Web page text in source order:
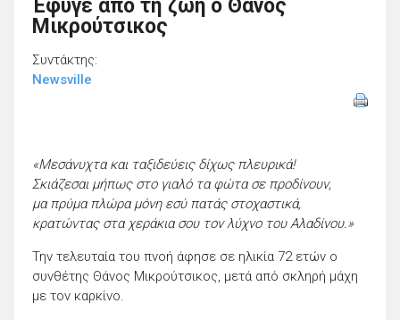
Έφυγε από τη ζωή ο Θάνος
Μικρούτσικος
Συντάκτης:
Newsville
«Μεσάνυχτα και ταξιδεύεις δίχως πλευρικά!
Σκιάζεσαι μήπως στο γιαλό τα φώτα σε προδίνουν,
μα πρύμα πλώρα μόνη εσύ πατάς στοχαστικά,
κρατώντας στα χεράκια σου τον λύχνο του Αλαδίνου.»
Την τελευταία του πνοή άφησε σε ηλικία 72 ετών ο
συνθέτης Θάνος Μικρούτσικος, μετά από σκληρή μάχη
με τον καρκίνο.